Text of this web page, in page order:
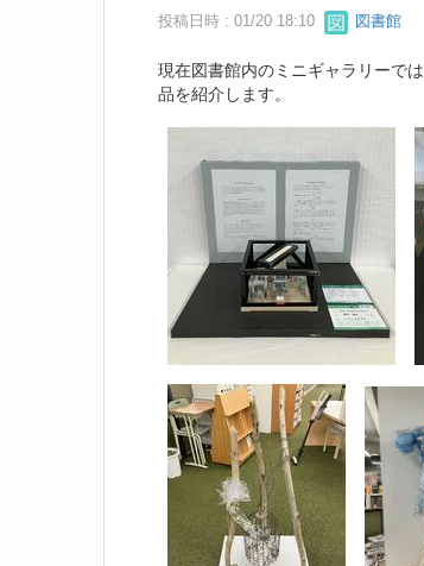
投稿日時 : 01/20 18:10 図書館
現在図書館内のミニギャラリーで
品を紹介します。